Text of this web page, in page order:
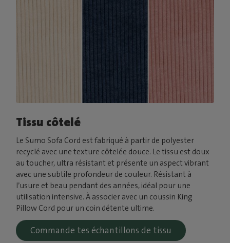
Tissu côtelé
Le Sumo Sofa Cord est fabriqué à partir de polyester
recyclé avec une texture côtelée douce. Le tissu est doux
au toucher, ultra résistant et présente un aspect vibrant
avec une subtile profondeur de couleur. Résistant à
l’usure et beau pendant des années, idéal pour une
utilisation intensive. À associer avec un coussin King
Pillow Cord pour un coin détente ultime.
Commande tes échantillons de tissu